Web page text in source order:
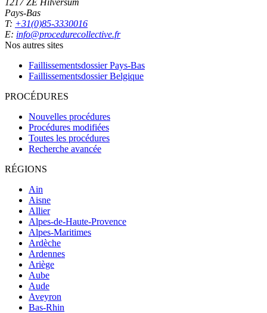
1217 ZE Hilversum
Pays-Bas
T: +31(0)85-3330016
E: info@procedurecollective.fr
Nos autres sites
Faillissementsdossier Pays-Bas
Faillissementsdossier Belgique
PROCÉDURES
Nouvelles procédures
Procédures modifiées
Toutes les procédures
Recherche avancée
RÉGIONS
Ain
Aisne
Allier
Alpes-de-Haute-Provence
Alpes-Maritimes
Ardèche
Ardennes
Ariège
Aube
Aude
Aveyron
Bas-Rhin